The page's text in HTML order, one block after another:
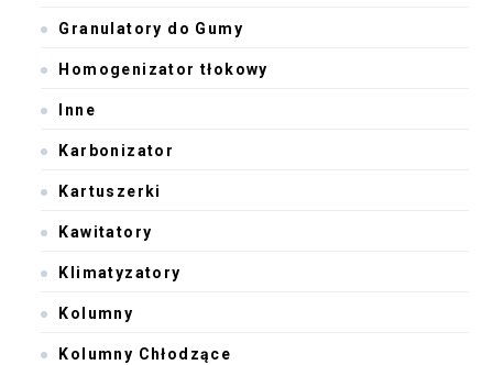
Granulatory do Gumy
Homogenizator tłokowy
Inne
Karbonizator
Kartuszerki
Kawitatory
Klimatyzatory
Kolumny
Kolumny Chłodzące